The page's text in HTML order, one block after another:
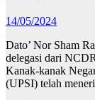
14/05/2024
Dato’ Nor Sham
delegasi dari
Kanak-kanak
(UPSI) telah